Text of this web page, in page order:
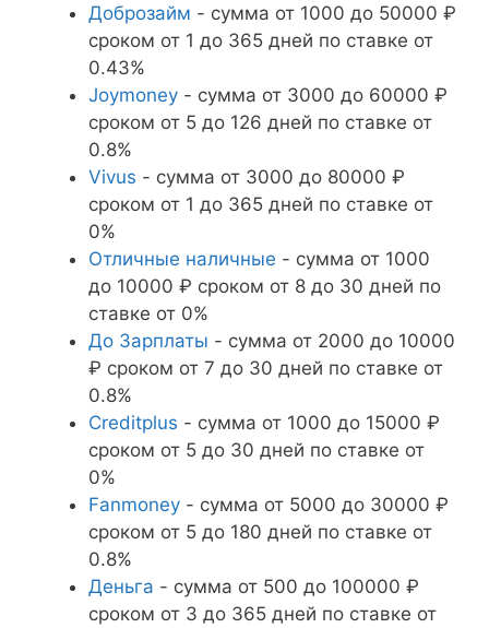
Доброзайм - сумма от 1000 до 50000 ₽
сроком от 1 до 365 дней по ставке от
0.43%
Joymoney - сумма от 3000 до 60000 ₽
сроком от 5 до 126 дней по ставке от
0.8%
Vivus - сумма от 3000 до 80000 ₽
сроком от 1 до 365 дней по ставке от
0%
Отличные наличные - сумма от 1000
до 10000 ₽ сроком от 8 до 30 дней по
ставке от 0%
До Зарплаты - сумма от 2000 до 10000
₽ сроком от 7 до 30 дней по ставке от
0.8%
Creditplus - сумма от 1000 до 15000 ₽
сроком от 5 до 30 дней по ставке от
0%
Fanmoney - сумма от 5000 до 30000 ₽
сроком от 5 до 180 дней по ставке от
0.8%
Деньга - сумма от 500 до 100000 ₽
сроком от 3 до 365 дней по ставке от